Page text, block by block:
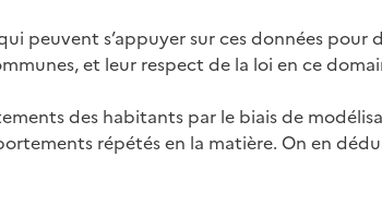
peuvent s’appuyer sur ces données
et leur respect de la loi en ce
des habitants par le biais de
répétés en la matière. On en